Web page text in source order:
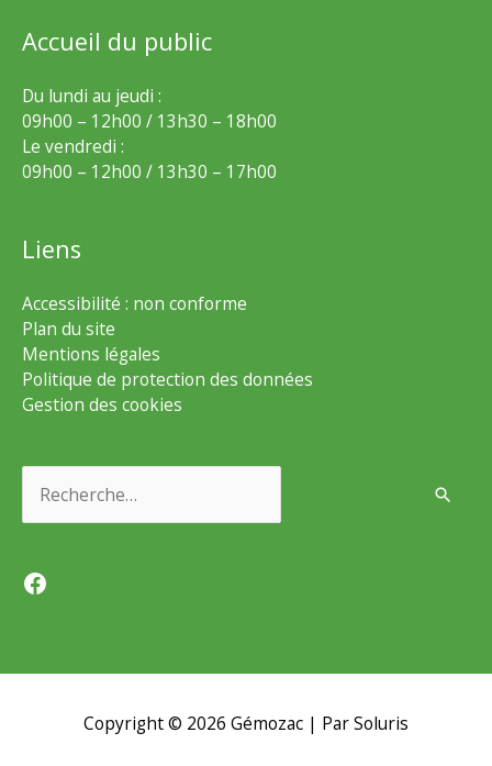
Accueil du public
Du lundi au jeudi :
09h00 – 12h00 / 13h30 – 18h00
Le vendredi :
09h00 – 12h00 / 13h30 – 17h00
Liens
Accessibilité : non conforme
Plan du site
Mentions légales
Politique de protection des données
Gestion des cookies
Facebook
Copyright © 2026 Gémozac | Par Soluris